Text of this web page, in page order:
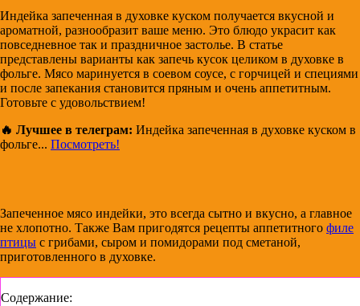
Индейка запеченная в духовке куском получается вкусной и
ароматной, разнообразит ваше меню. Это блюдо украсит как
повседневное так и праздничное застолье. В статье
представлены варианты как запечь кусок целиком в духовке в
фольге. Мясо маринуется в соевом соусе, с горчицей и специями
и после запекания становится пряным и очень аппетитным.
Готовьте с удовольствием!
🔥 Лучшее в телеграм: Индейка запеченная в духовке куском в
фольге... Посмотреть!
Запеченное мясо индейки, это всегда сытно и вкусно, а главное
не хлопотно. Также Вам пригодятся рецепты аппетитного филе
птицы с грибами, сыром и помидорами под сметаной,
приготовленного в духовке.
Содержание: